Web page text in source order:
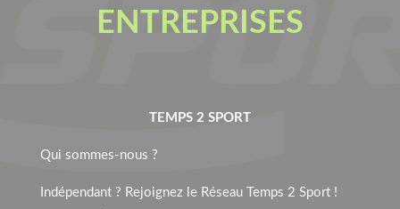
ENTREPRISES
TEMPS 2 SPORT
Qui sommes-nous ?
Indépendant ? Rejoignez le Réseau Temps 2 Sport !